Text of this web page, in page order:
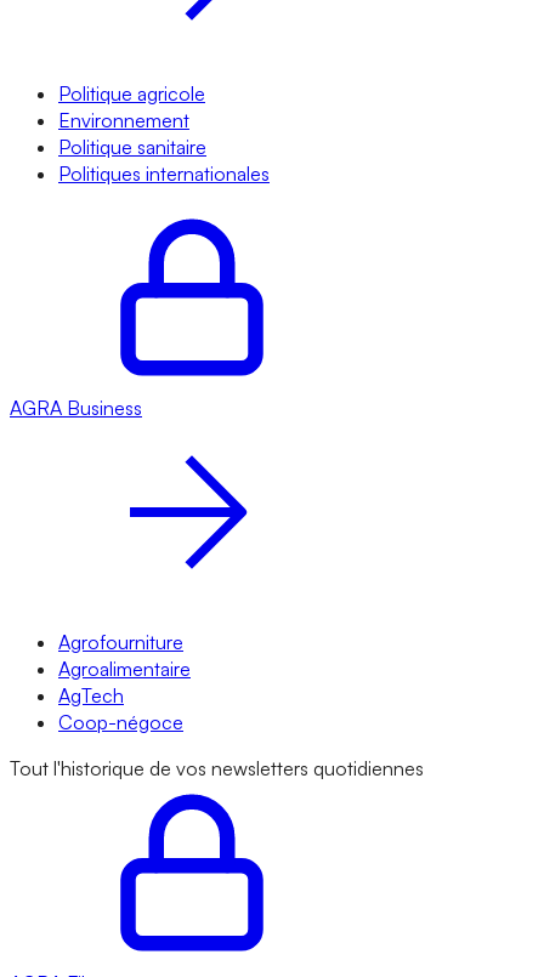
Politique agricole
Environnement
Politique sanitaire
Politiques internationales
AGRA Business
Agrofourniture
Agroalimentaire
AgTech
Coop-négoce
Tout l'historique de vos newsletters quotidiennes